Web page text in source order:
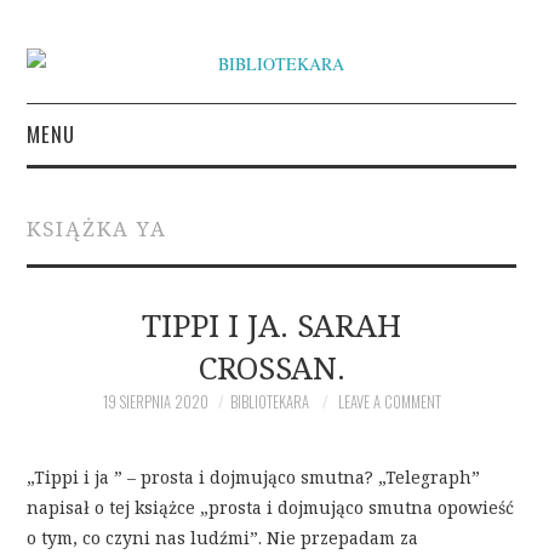
MENU
INSPIRACJE LITERACKIE
O BIBLIOTEKARZE
NAPISZ DO BIBLIOTEKARY
KSIĄŻKA YA
TIPPI I JA. SARAH
CROSSAN.
19 SIERPNIA 2020 BIBLIOTEKARA LEAVE A COMMENT
„Tippi i ja ” – prosta i dojmująco smutna? „Telegraph”
napisał o tej książce „prosta i dojmująco smutna opowieść
o tym, co czyni nas ludźmi”. Nie przepadam za